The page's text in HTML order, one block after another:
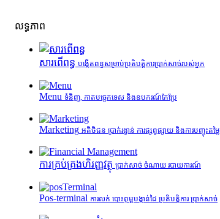
លទ្ធភាព
សារពើពន្ធ បង្កើតពន្ធសម្រាប់ប្រតិបត្តិការប្រាក់សាច់របស់អ្នក
Menu ទំនិញ, កាតបច្ចេកទេស និងឧបករណ៍កែប្រែ
Marketing អតិថិជន ប្រាក់រង្វាន់ ការផ្សព្វផ្សាយ និងការបញ្ចុះតម្លៃ
ការគ្រប់គ្រង​ហិរញ្ញវត្ថុ ប្រាក់សាច់ ចំណាយ របាយការណ៍
Pos-terminal ការលក់ បោះពុម្ពបង្កាន់ដៃ ប្រតិបត្តិការ ប្រាក់សាច់